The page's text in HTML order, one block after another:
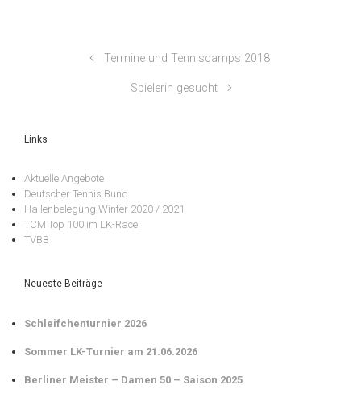
Termine und Tenniscamps 2018
Spielerin gesucht
Links
Aktuelle Angebote
Deutscher Tennis Bund
Hallenbelegung Winter 2020 / 2021
TCM Top 100 im LK-Race
TVBB
Neueste Beiträge
Schleifchenturnier 2026
Sommer LK-Turnier am 21.06.2026
Berliner Meister – Damen 50 – Saison 2025